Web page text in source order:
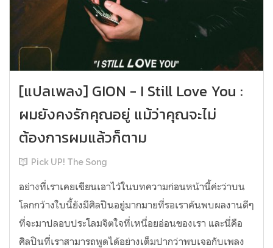
[แปลเพลง] GION - I Still Love You :
ผมยังคงรักคุณอยู่ แม้ว่าคุณจะไม่
ต้องการผมแล้วก็ตาม
Pick UP! The Song
อย่างที่เราเคยเขียนเอาไว้ในบทความก่อนหน้านี้ค่ะว่าบน
โลกกว้างใบนี้ยังมีศิลปินอยู่มากมายที่รอเราค้นพบผลงานดีๆ
ที่จะมาปลอบประโลมจิตใจที่เหนื่อยอ่อนของเรา และนี่คือ
ศิลปินที่เราสามารถพูดได้อย่างเต็มปากว่าพบเจอกับเพลง